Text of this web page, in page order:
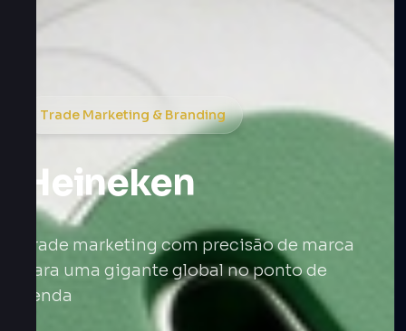
Trade Marketing & Branding
Heineken
Trade marketing com precisão de marca
para uma gigante global no ponto de
venda